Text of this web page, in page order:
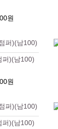
원
퍼)(남100)
원
퍼)(남100)